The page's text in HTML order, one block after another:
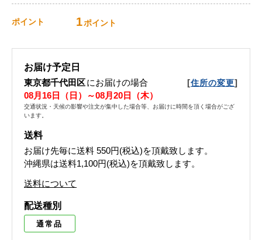
ポイント 1ポイント
お届け予定日
東京都千代田区にお届けの場合 [住所の変更]
08月16日（日）～08月20日（木）
交通状況・天候の影響や注文が集中した場合等、お届けに時間を頂く場合がござ
います。
送料
お届け先毎に送料 550円(税込)を頂戴致します。
沖縄県は送料1,100円(税込)を頂戴致します。
送料について
配送種別
通常品